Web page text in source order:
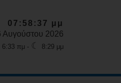
07:58:38 μμ
Αυγούστου 2026
6:33 πμ - ☾ 8:29 μμ